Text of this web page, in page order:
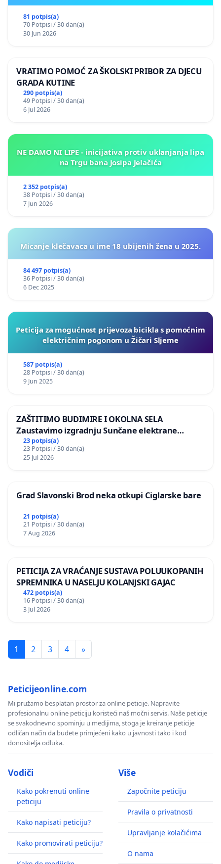
81 potpis(a)
70 Potpisi / 30 dan(a)
30 Jun 2026
VRATIMO POMOĆ ZA ŠKOLSKI PRIBOR ZA DJECU
GRADA KUTINE
290 potpis(a)
49 Potpisi / 30 dan(a)
6 Jul 2026
NE DAMO NI LIPE - inicijativa protiv uklanjanja lipa
na Trgu bana Josipa Jelačića
2 352 potpis(a)
38 Potpisi / 30 dan(a)
7 Jun 2026
Micanje klečavaca u ime 18 ubijenih žena u 2025.
84 497 potpis(a)
36 Potpisi / 30 dan(a)
6 Dec 2025
Peticija za mogućnost prijevoza bicikla s pomoćnim
električnim pogonom u Žičari Sljeme
587 potpis(a)
28 Potpisi / 30 dan(a)
9 Jun 2025
ZAŠTITIMO BUDIMIRE I OKOLNA SELA
Zaustavimo izgradnju Sunčane elektrane
Vedrine na području Ugljana
23 potpis(a)
23 Potpisi / 30 dan(a)
25 Jul 2026
Grad Slavonski Brod neka otkupi Ciglarske bare
21 potpis(a)
21 Potpisi / 30 dan(a)
7 Aug 2026
PETICIJA ZA VRAĆANJE SUSTAVA POLUUKOPANIH
SPREMNIKA U NASELJU KOLANJSKI GAJAC
472 potpis(a)
16 Potpisi / 30 dan(a)
3 Jul 2026
1 2 3 4 »
Peticijeonline.com
Mi pružamo besplatan prostor za online peticije. Napravite
profesionalnu online peticiju koristeći naš močni servis. Naše peticije
se svakodnevno spominju u medijima, stoga je kreiranje peticije
odličan način da budete primjećeni kako u javnosti tako i kod
donositelja odluka.
Vodiči
Kako pokrenuti online
peticiju
Kako napisati peticiju?
Kako promovirati peticiju?
Više
Započnite peticiju
Pravila o privatnosti
Upravljanje kolačićima
O nama